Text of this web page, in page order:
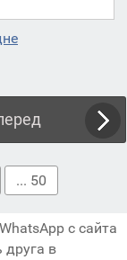
... 50
с сайта
друга в